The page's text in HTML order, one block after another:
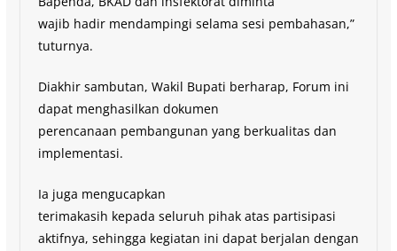
wajib hadir mendampingi selama sesi pembahasan,”
tuturnya.
Diakhir sambutan, Wakil Bupati berharap, Forum ini
dapat menghasilkan dokumen
perencanaan pembangunan yang berkualitas dan
implementasi.
Ia juga mengucapkan
terimakasih kepada seluruh pihak atas partisipasi
aktifnya, sehingga kegiatan ini dapat berjalan dengan